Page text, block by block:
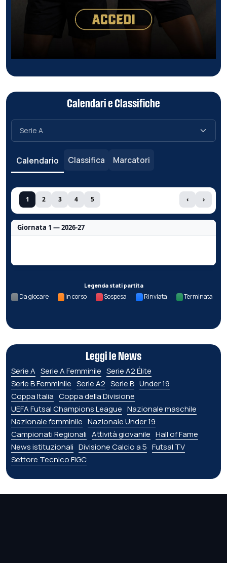
Calendari e Classifiche
Calendario Classifica Marcatori
1 2 3 4 5 ‹ ›
Giornata 1 — 2026-27
Legenda stati partita
Da giocare In corso Sospesa Rinviata Terminata
Leggi le News
Serie A Serie A Femminile Serie A2 Élite
Serie B Femminile Serie A2 Serie B Under 19
Coppa Italia Coppa della Divisione
UEFA Futsal Champions League Nazionale maschile
Nazionale femminile Nazionale Under 19
Campionati Regionali Attività giovanile Hall of Fame
News istituzionali Divisione Calcio a 5 Futsal TV
Settore Tecnico FIGC